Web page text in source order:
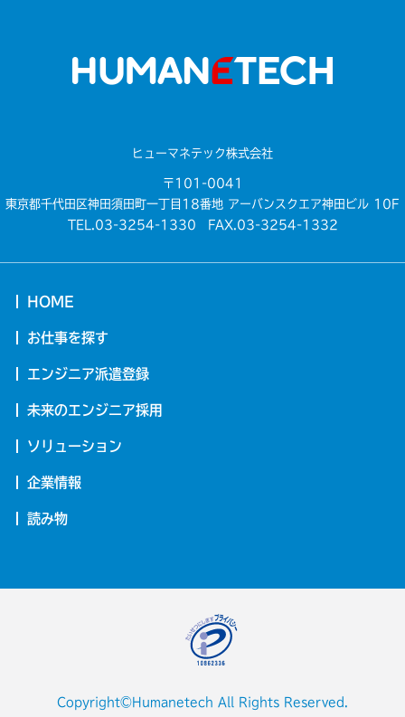
ヒューマネテック株式会社
〒101-0041
東京都千代田区神田須田町一丁目18番地 アーバンスクエア神田ビル 10F
TEL.03-3254-1330 FAX.03-3254-1332
HOME
お仕事を探す
エンジニア派遣登録
未来のエンジニア採用
ソリューション
企業情報
読み物
Copyright©Humanetech All Rights Reserved.